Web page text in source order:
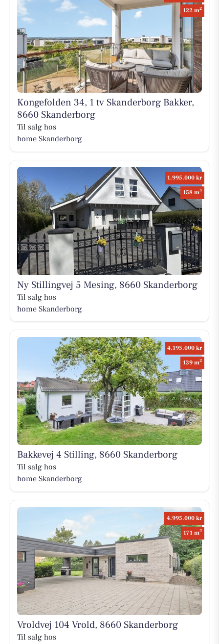
122 m2
Kongefolden 34, 1 tv Skanderborg Bakker,
8660 Skanderborg
Til salg hos
home Skanderborg
1.995.000 kr
158 m2
Ny Stillingvej 5 Mesing, 8660 Skanderborg
Til salg hos
home Skanderborg
4.195.000 kr
139 m2
Bakkevej 4 Stilling, 8660 Skanderborg
Til salg hos
home Skanderborg
4.995.000 kr
171 m2
Vroldvej 104 Vrold, 8660 Skanderborg
Til salg hos